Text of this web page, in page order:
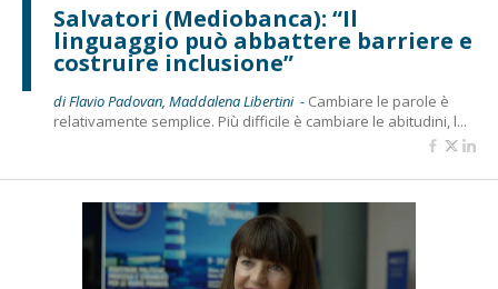
Salvatori (Mediobanca): “Il
linguaggio può abbattere barriere e
costruire inclusione”
di Flavio Padovan, Maddalena Libertini - Cambiare le parole è
relativamente semplice. Più difficile è cambiare le abitudini, l...